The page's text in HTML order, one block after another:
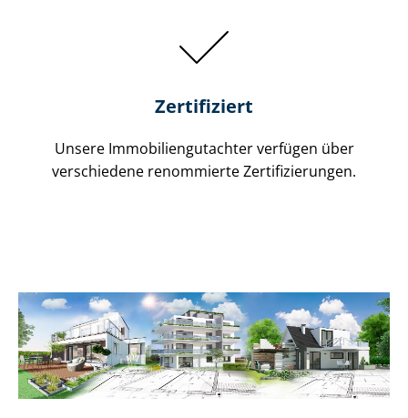
Zertifiziert
Unsere Immobilien­gutachter verfügen über
verschiedene renommierte Zer­ti­fi­zie­run­gen.